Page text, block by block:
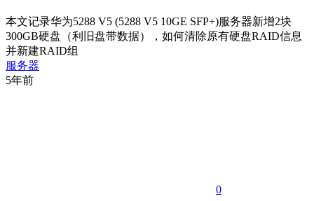
本文记录华为5288 V5 (5288 V5 10GE SFP+)服务器新增2块
300GB硬盘（利旧盘带数据），如何清除原有硬盘RAID信息
并新建RAID组
服务器
5年前
0